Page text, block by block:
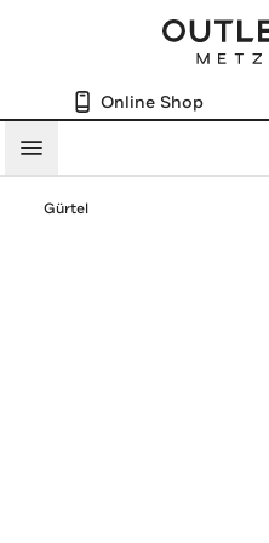
Online Shop
Menü
Gürtel